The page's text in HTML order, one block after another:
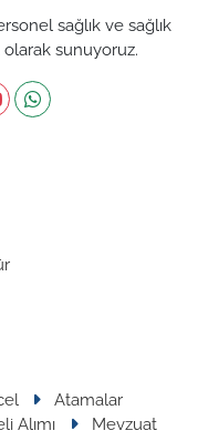
sağlık ve sağlık
sunuyoruz.
Atamalar
Alımı
Mevzuat